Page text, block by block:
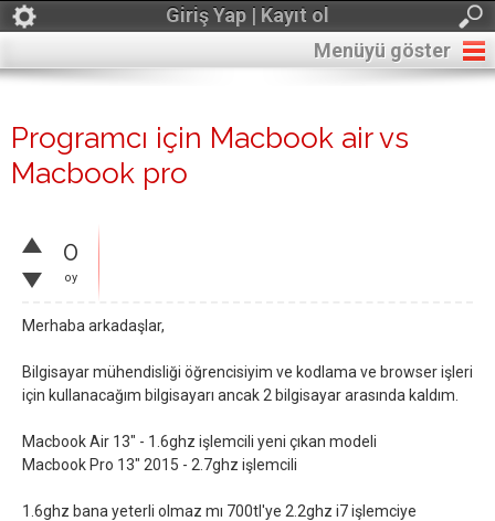
Giriş Yap | Kayıt ol
Menüyü göster
Programcı için Macbook air vs
Macbook pro
0
oy
Merhaba arkadaşlar,
Bilgisayar mühendisliği öğrencisiyim ve kodlama ve browser işleri
için kullanacağım bilgisayarı ancak 2 bilgisayar arasında kaldım.
Macbook Air 13" - 1.6ghz işlemcili yeni çıkan modeli
Macbook Pro 13" 2015 - 2.7ghz işlemcili
1.6ghz bana yeterli olmaz mı 700tl'ye 2.2ghz i7 işlemciye